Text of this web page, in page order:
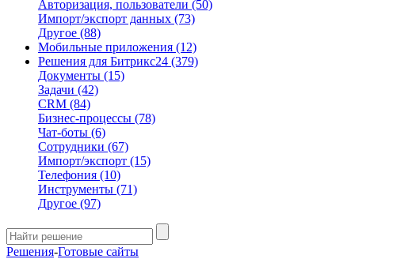
Авторизация, пользователи (50)
Импорт/экспорт данных (73)
Другое (88)
Мобильные приложения (12)
Решения для Битрикс24 (379)
Документы (15)
Задачи (42)
CRM (84)
Бизнес-процессы (78)
Чат-боты (6)
Сотрудники (67)
Импорт/экспорт (15)
Телефония (10)
Инструменты (71)
Другое (97)
Решения-Готовые сайты